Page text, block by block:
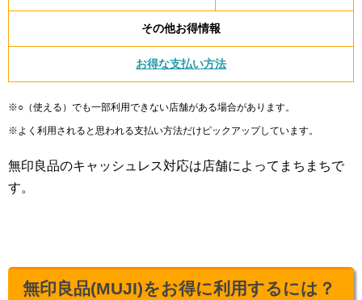
その他お得情報
お得な支払い方法
※○（使える）でも一部利用できない店舗がある場合があります。
※よく利用されると思われる支払い方法だけピックアップしています。
無印良品のキャッシュレス対応は店舗によってまちまちで
す。
無印良品(MUJI)をお得に利用するには？